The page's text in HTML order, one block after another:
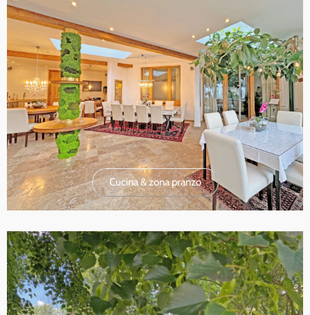
Cucina & zona pranzo